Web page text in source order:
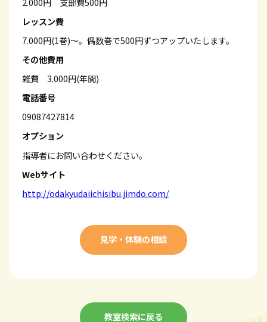
レッスン費
7.000円(1巻)～。偶数巻で500円ずつアップいたします。
その他費用
雑費 3.000円(年間)
電話番号
09087427814
オプション
指導者にお問い合わせください。
Webサイト
http://odakyudaiichisibu.jimdo.com/
見学・体験の相談
教室検索に戻る